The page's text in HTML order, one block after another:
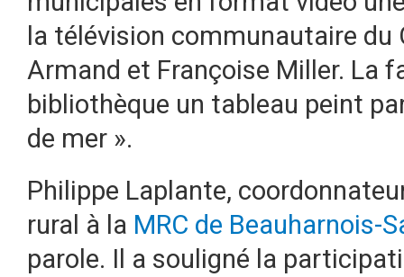
la télévision communautaire du
Armand et Françoise Miller. La
bibliothèque un tableau peint
de mer ».
Philippe Laplante,
rural à la MRC de Beauharnois-
parole. Il a souligné la